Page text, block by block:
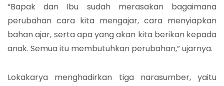
“Bapak dan Ibu sudah merasakan bagaimana
perubahan cara kita mengajar, cara menyiapkan
bahan ajar, serta apa yang akan kita berikan kepada
anak. Semua itu membutuhkan perubahan,” ujarnya.
Lokakarya menghadirkan tiga narasumber, yaitu